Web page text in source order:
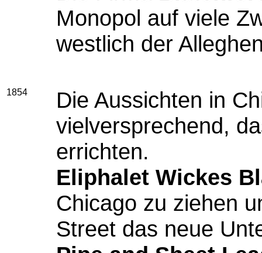
Monopol auf viele
westlich der
1854
Die Aussichten in
vielversprechend,
errichten.
Eliphalet Wickes
Chicago zu ziehen
Street das neue